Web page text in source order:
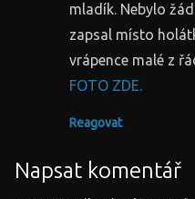
mladík. Nebylo
zapsal místo
vrápence malé z
FOTO ZDE.
Reagovat
Napsat komentář